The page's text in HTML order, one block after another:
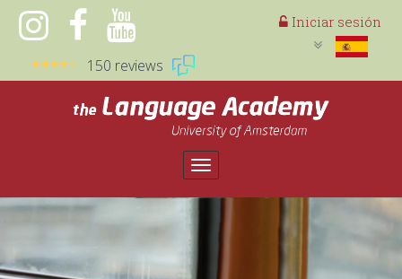
150 reviews
Iniciar sesión
Toggle